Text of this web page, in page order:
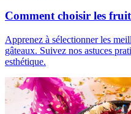
Comment choisir les
Apprenez à sélectionner les
gâteaux. Suivez nos astuces
esthétique.